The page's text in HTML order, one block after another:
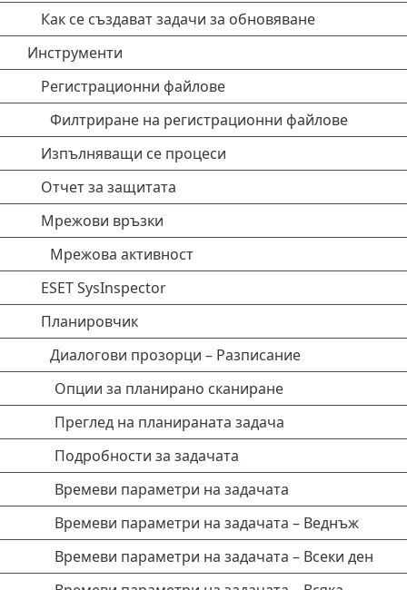
Как се създават задачи за обновяване
Инструменти
Регистрационни файлове
Филтриране на регистрационни файлове
Изпълняващи се процеси
Отчет за защитата
Мрежови връзки
Мрежова активност
ESET SysInspector
Планировчик
Диалогови прозорци – Разписание
Опции за планирано сканиране
Преглед на планираната задача
Подробности за задачата
Времеви параметри на задачата
Времеви параметри на задачата – Веднъж
Времеви параметри на задачата – Всеки ден